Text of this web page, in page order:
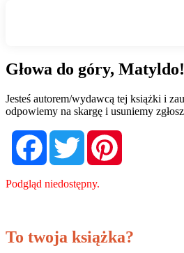
Głowa do góry,
Jesteś autorem/wydawcą tej książki i
odpowiemy na skargę i usuniemy
FacebookTwitter
Podgląd niedostępny.
To twoja książka?